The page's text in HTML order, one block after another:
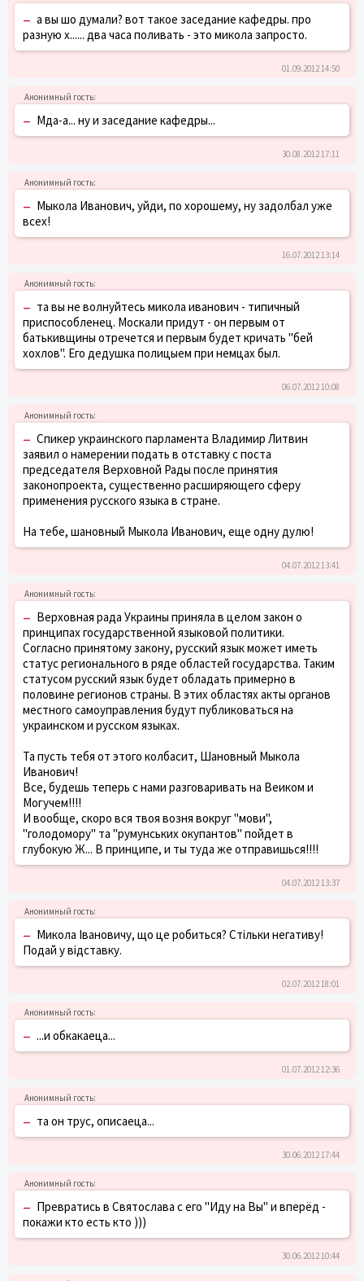
– а вы шо думали? вот такое заседание кафедры. про
разную х...... два часа поливать - это микола запросто.
01.09.2012 14:50
– Мда-а... ну и заседание кафедры...
30.08.2012 17:11
– Мыкола Иванович, уйди, по хорошему, ну задолбал уже
всех!
16.07.2012 13:14
– та вы не волнуйтесь микола иванович - типичный
приспособленец. Москали придут - он первым от
батькивщины отречется и первым будет кричать "бей
хохлов". Его дедушка полицыем при немцах был.
06.07.2012 10:08
– Спикер украинского парламента Владимир Литвин
заявил о намерении подать в отставку с поста
председателя Верховной Рады после принятия
законопроекта, существенно расширяющего сферу
применения русского языка в стране.
На тебе, шановный Мыкола Иванович, еще одну дулю!
04.07.2012 13:41
– Верховная рада Украины приняла в целом закон о
принципах государственной языковой политики.
Согласно принятому закону, русский язык может иметь
статус регионального в ряде областей государства. Таким
статусом русский язык будет обладать примерно в
половине регионов страны. В этих областях акты органов
местного самоуправления будут публиковаться на
украинском и русском языках.
Та пусть тебя от этого колбасит, Шановный Мыкола
Иванович!
Все, будешь теперь с нами разговаривать на Веиком и
Могучем!!!!
И вообще, скоро вся твоя возня вокруг "мови",
"голодомору" та "румунських окупантов" пойдет в
глубокую Ж... В принципе, и ты туда же отправишься!!!!
04.07.2012 13:37
– Микола Івановичу, що це робиться? Стільки негативу!
Подай у відставку.
02.07.2012 18:01
– ...и обкакаеца...
01.07.2012 12:36
– та он трус, описаеца...
30.06.2012 17:44
– Превратись в Святослава с его "Иду на Вы" и вперёд -
покажи кто есть кто )))
30.06.2012 10:44